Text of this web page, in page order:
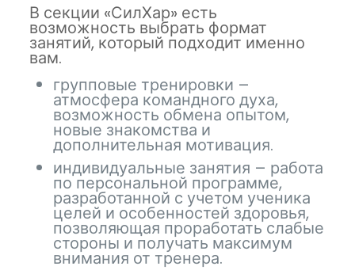
В секции «СилХар» есть
возможность выбрать формат
занятий, который подходит именно
вам.
групповые тренировки –
атмосфера командного духа,
возможность обмена опытом,
новые знакомства и
дополнительная мотивация.
индивидуальные занятия – работа
по персональной программе,
разработанной с учетом ученика
целей и особенностей здоровья,
позволяющая проработать слабые
стороны и получать максимум
внимания от тренера.